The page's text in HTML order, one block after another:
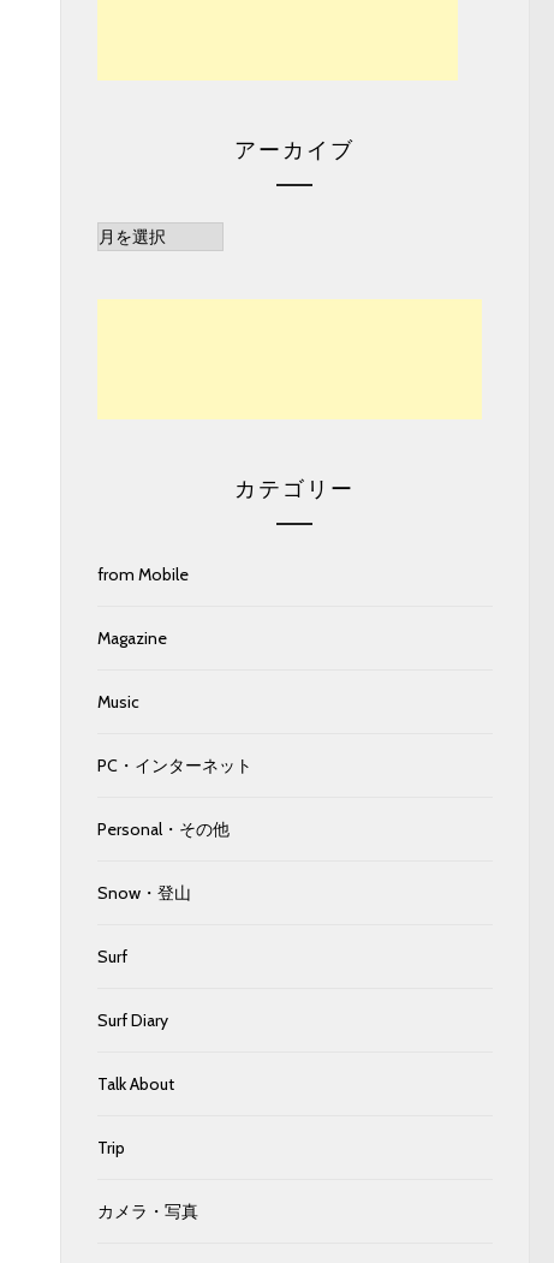
アーカイブ
ア
カテゴリー
from Mobile
Magazine
Music
PC・インターネット
Personal・その他
Snow・登山
Surf
Surf Diary
Talk About
Trip
カメラ・写真